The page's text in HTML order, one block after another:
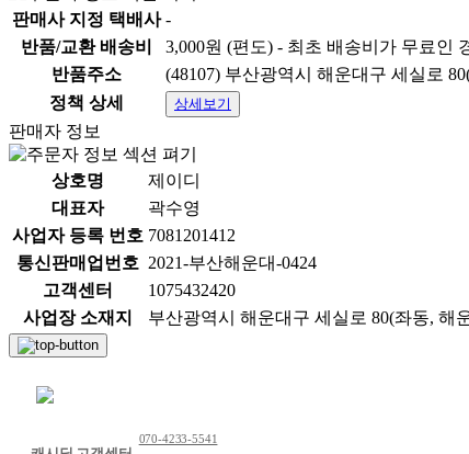
판매사 지정 택배사 -
반품/교환 배송비
3,000원 (편도) - 최초 배송비가 무료인
반품주소
(48107) 부산광역시 해운대구 세실로
정책 상세
상세보기
판매자 정보
상호명
제이디
대표자
곽수영
사업자 등록 번호 7081201412
통신판매업번호 2021-부산해운대-0424
고객센터
1075432420
사업장 소재지
부산광역시 해운대구 세실로 80(좌동, 해
070-4233-5541